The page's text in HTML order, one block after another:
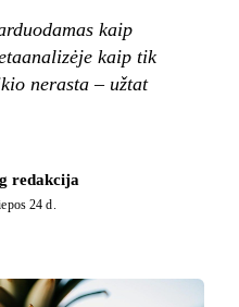
kaip
kaip tik
nerasta – užtat
redakcija
24 d.